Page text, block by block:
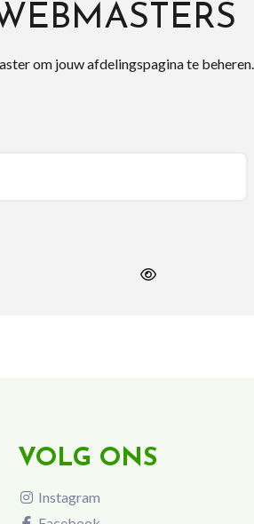
om jouw afdelingspagina te
VOLG ONS
Instagram